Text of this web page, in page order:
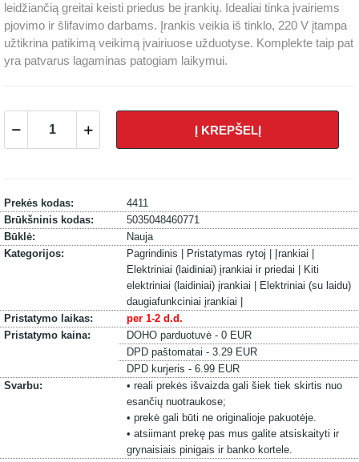
leidžiančią greitai keisti priedus be įrankių. Idealiai tinka įvairiems
pjovimo ir šlifavimo darbams. Įrankis veikia iš tinklo, 220 V įtampa
užtikrina patikimą veikimą įvairiuose užduotyse. Komplekte taip pat
yra patvarus lagaminas patogiam laikymui.
Į KREPŠELĮ
Prekės kodas:
4411
Brūkšninis kodas:
5035048460771
Būklė:
Nauja
Kategorijos:
Pagrindinis | Pristatymas rytoj |
Įrankiai |
Elektriniai (laidiniai) įrankiai ir priedai |
Kiti
elektriniai (laidiniai) įrankiai |
Elektriniai (su laidu)
daugiafunkciniai įrankiai |
Pristatymo laikas:
per 1-2 d.d.
Pristatymo kaina:
DOHO parduotuvė - 0 EUR
DPD paštomatai - 3.29 EUR
DPD kurjeris - 6.99 EUR
Svarbu:
• reali prekės išvaizda gali šiek tiek skirtis nuo
esančių nuotraukose;
• prekė gali būti ne originalioje pakuotėje.
• atsiimant prekę pas mus galite atsiskaityti ir
grynaisiais pinigais ir banko kortele.